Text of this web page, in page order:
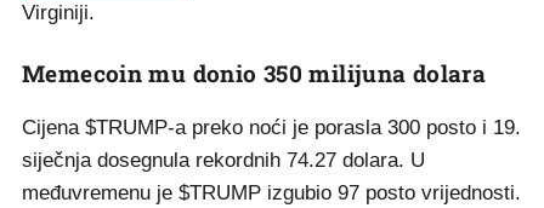
Virginiji.
Memecoin mu donio 350 milijuna dolara
Cijena $TRUMP-a preko noći je porasla 300 posto i 19.
siječnja dosegnula rekordnih 74.27 dolara. U
međuvremenu je $TRUMP izgubio 97 posto vrijednosti.